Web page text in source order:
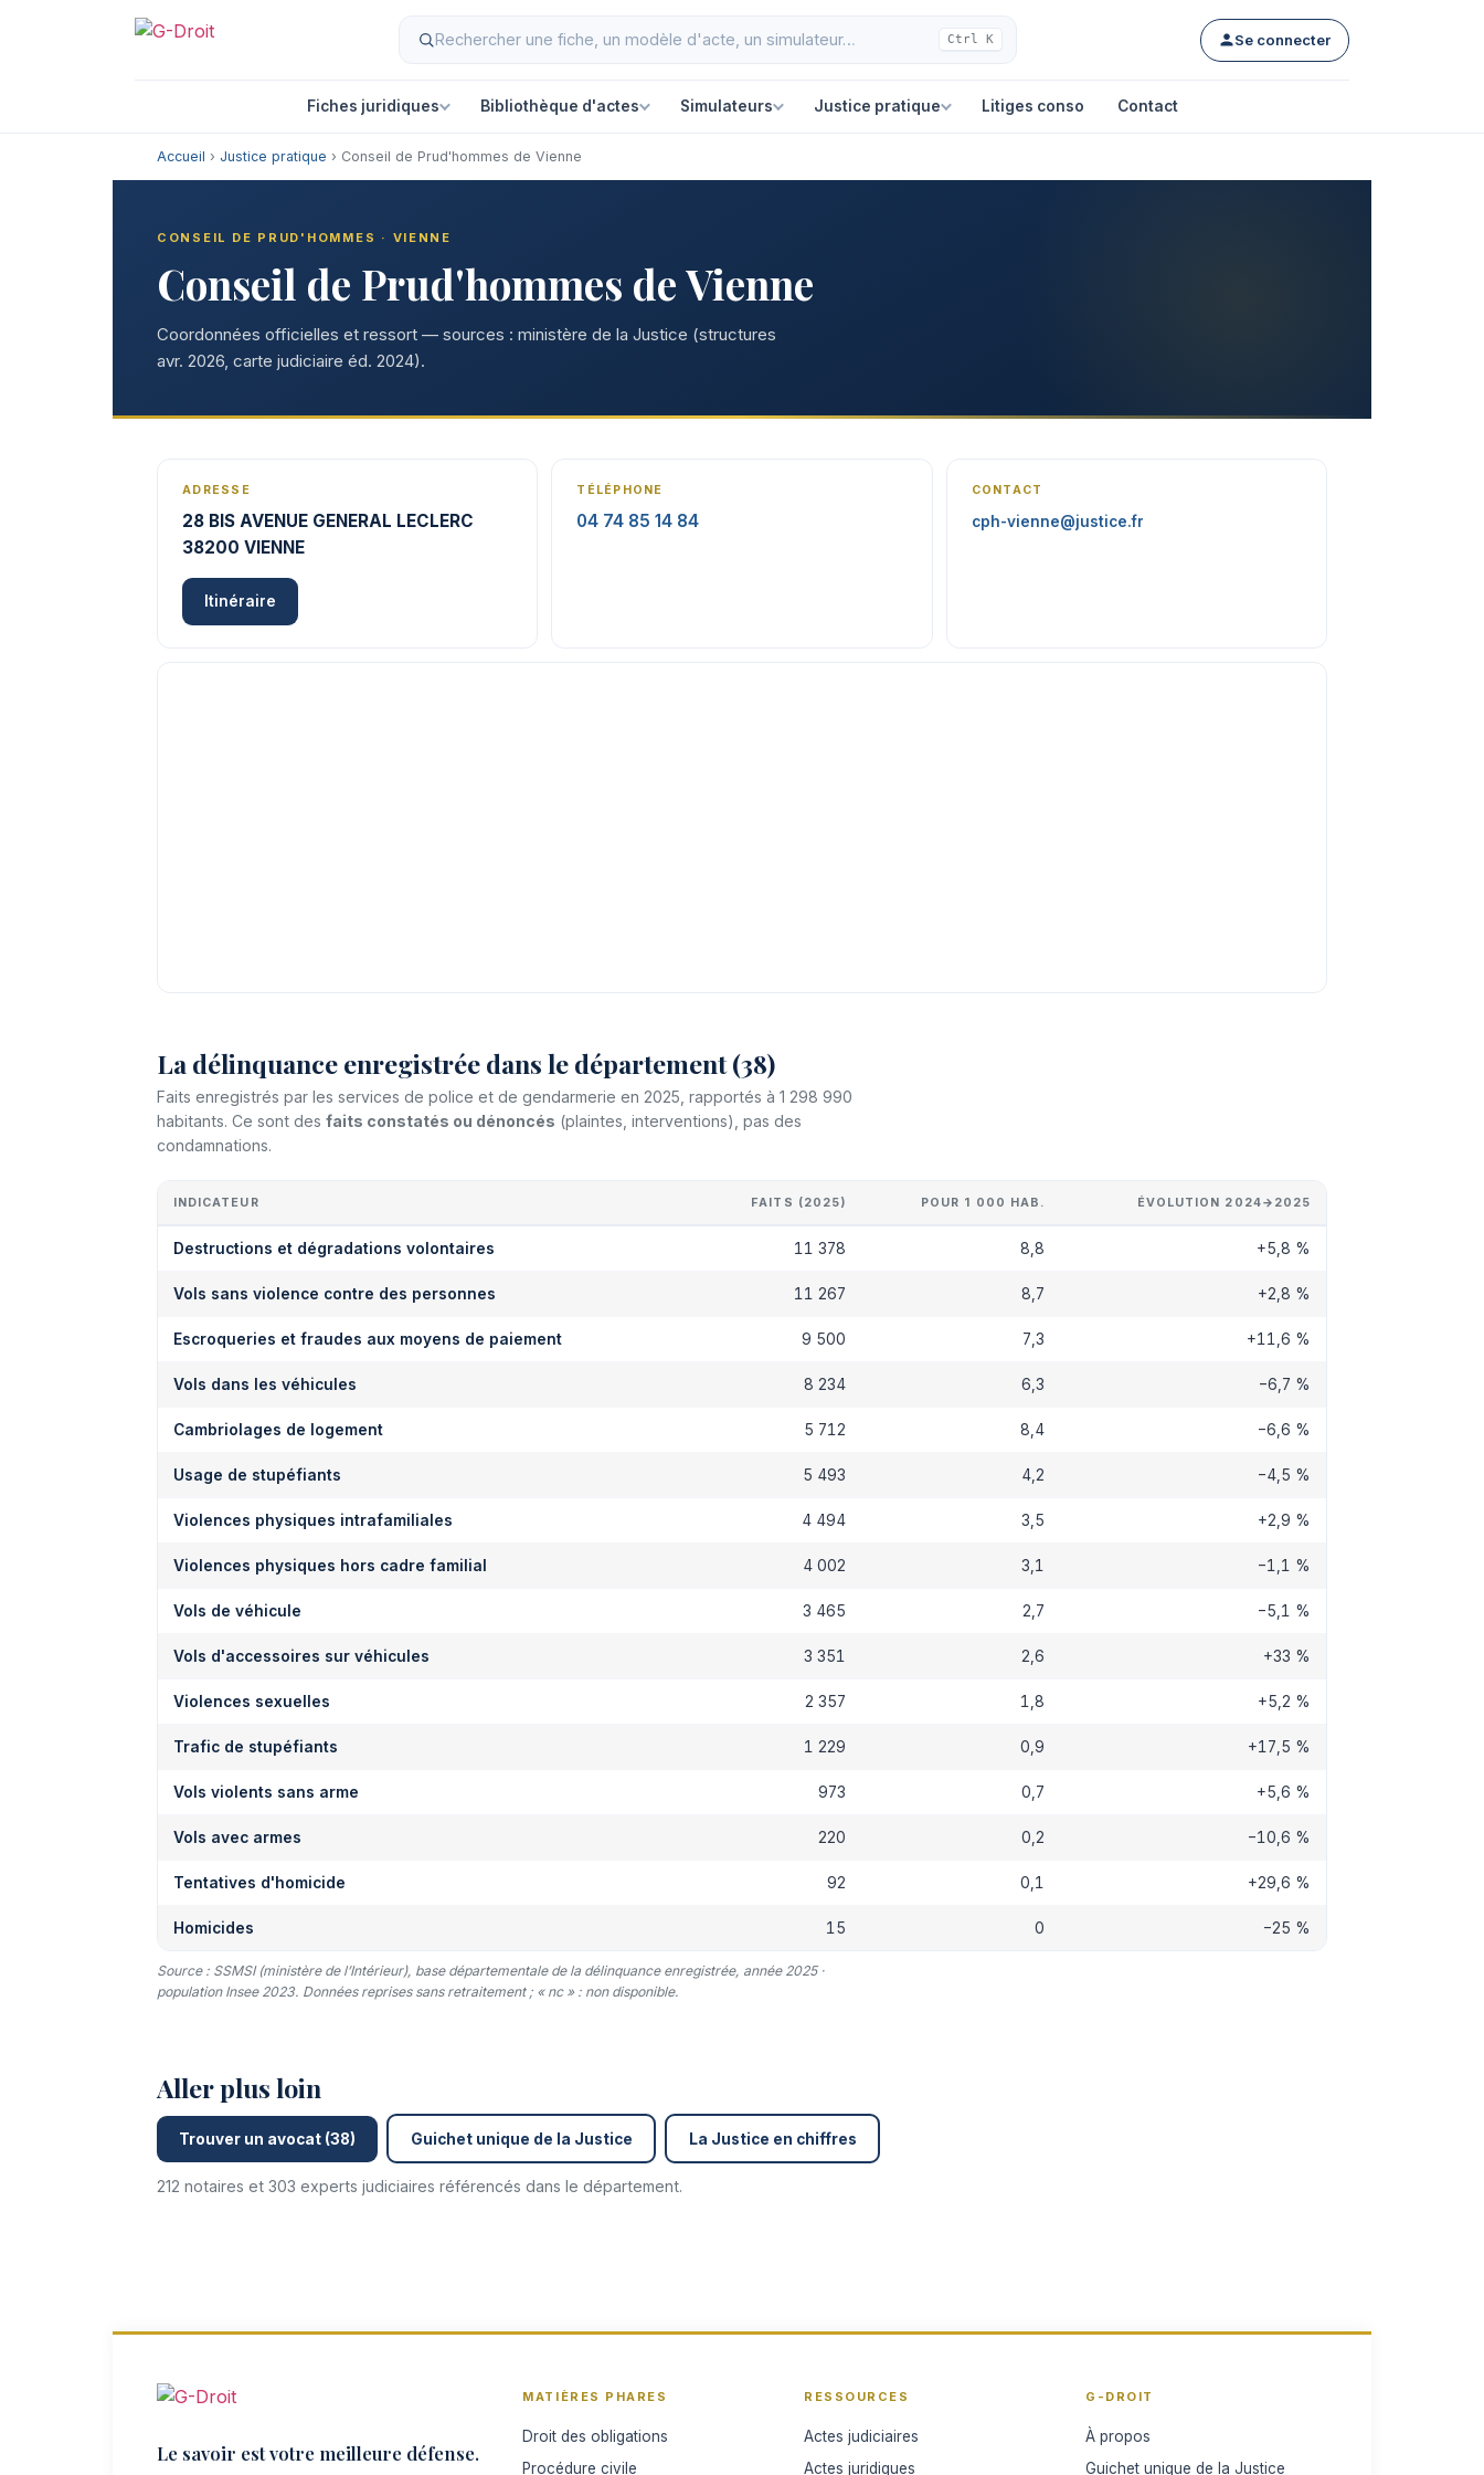
Ctrl K Se connecter
Fiches juridiques Bibliothèque d'actes Simulateurs Justice pratique Litiges conso Contact
Accueil › Justice pratique › Conseil de Prud'hommes de Vienne
CONSEIL DE PRUD'HOMMES · VIENNE
Conseil de Prud'hommes de Vienne
Coordonnées officielles et ressort — sources : ministère de la Justice (structures
avr. 2026, carte judiciaire éd. 2024).
ADRESSE
28 BIS AVENUE GENERAL LECLERC
38200 VIENNE
Itinéraire
TÉLÉPHONE
04 74 85 14 84
CONTACT
cph-vienne@justice.fr
La délinquance enregistrée dans le département (38)
Faits enregistrés par les services de police et de gendarmerie en 2025, rapportés à 1 298 990
habitants. Ce sont des faits constatés ou dénoncés (plaintes, interventions), pas des
condamnations.
INDICATEUR FAITS (2025) POUR 1 000 HAB. ÉVOLUTION 2024→2025
Destructions et dégradations volontaires 11 378 8,8 +5,8 %
Vols sans violence contre des personnes 11 267 8,7 +2,8 %
Escroqueries et fraudes aux moyens de paiement 9 500 7,3 +11,6 %
Vols dans les véhicules 8 234 6,3 −6,7 %
Cambriolages de logement 5 712 8,4 −6,6 %
Usage de stupéfiants 5 493 4,2 −4,5 %
Violences physiques intrafamiliales 4 494 3,5 +2,9 %
Violences physiques hors cadre familial 4 002 3,1 −1,1 %
Vols de véhicule 3 465 2,7 −5,1 %
Vols d'accessoires sur véhicules 3 351 2,6 +33 %
Violences sexuelles 2 357 1,8 +5,2 %
Trafic de stupéfiants 1 229 0,9 +17,5 %
Vols violents sans arme 973 0,7 +5,6 %
Vols avec armes 220 0,2 −10,6 %
Tentatives d'homicide 92 0,1 +29,6 %
Homicides 15 0 −25 %
Source : SSMSI (ministère de l’Intérieur), base départementale de la délinquance enregistrée, année 2025 ·
population Insee 2023. Données reprises sans retraitement ; « nc » : non disponible.
Aller plus loin
Trouver un avocat (38) Guichet unique de la Justice La Justice en chiffres
212 notaires et 303 experts judiciaires référencés dans le département.
Le savoir est votre meilleure défense.
MATIÈRES PHARES
Droit des obligations
Procédure civile
RESSOURCES
Actes judiciaires
Actes juridiques
G-DROIT
À propos
Guichet unique de la Justice